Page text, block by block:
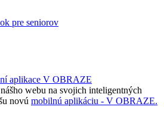
pre seniorov
webu na svojich inteligentných
novú mobilnú aplikáciu - V OBRAZE.